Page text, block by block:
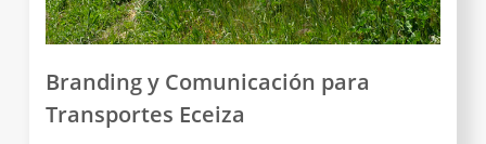
Branding y Comunicación para
Transportes Eceiza